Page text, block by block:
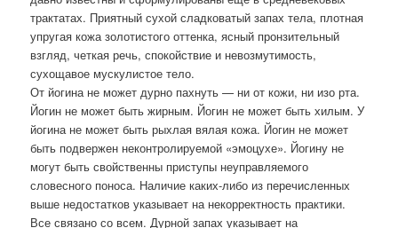
трактатах. Приятный сухой сладковатый запах тела, плотная
упругая кожа золотистого оттенка, ясный пронзительный
взгляд, четкая речь, спокойствие и невозмутимость,
сухощавое мускулистое тело.
От йогина не может дурно пахнуть — ни от кожи, ни изо рта.
Йогин не может быть жирным. Йогин не может быть хилым. У
йогина не может быть рыхлая вялая кожа. Йогин не может
быть подвержен неконтролируемой «эмоцухе». Йогину не
могут быть свойственны приступы неуправляемого
словесного поноса. Наличие каких-либо из перечисленных
выше недостатков указывает на некорректность практики.
Все связано со всем. Дурной запах указывает на